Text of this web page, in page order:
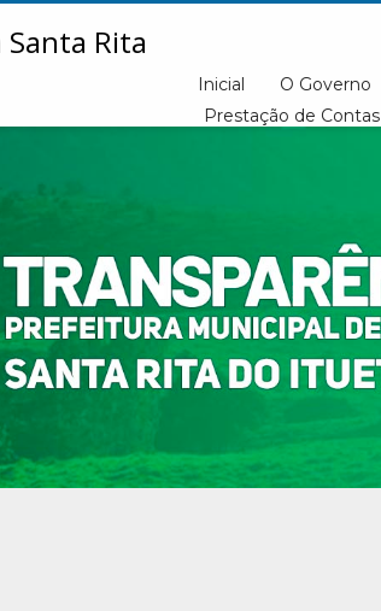
Inicial O Governo
Prestação de Contas